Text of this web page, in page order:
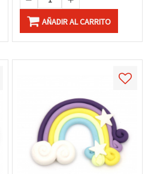
AÑADIR AL CARRITO